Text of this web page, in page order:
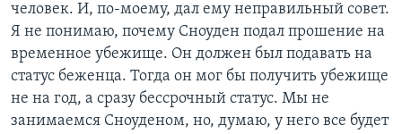
человек. И, по-моему, дал ему неправильный совет.
Я не понимаю, почему Сноуден подал прошение на
временное убежище. Он должен был подавать на
статус беженца. Тогда он мог бы получить убежище
не на год, а сразу бессрочный статус. Мы не
занимаемся Сноуденом, но, думаю, у него все будет